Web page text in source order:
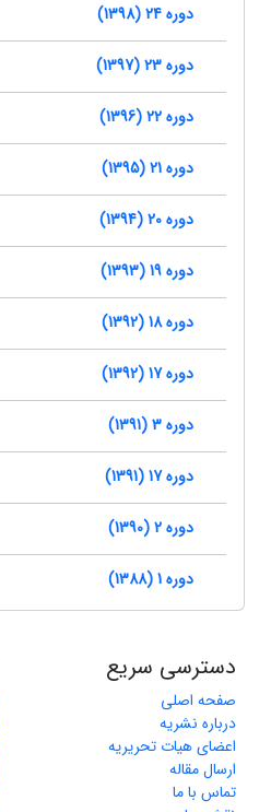
دوره 24 (1398)
دوره 23 (1397)
دوره 22 (1396)
دوره 21 (1395)
دوره 20 (1394)
دوره 19 (1393)
دوره 18 (1392)
دوره 17 (1392)
دوره 3 (1391)
دوره 17 (1391)
دوره 2 (1390)
دوره 1 (1388)
دسترسی سریع
صفحه اصلی
درباره نشریه
اعضای هیات تحریریه
ارسال مقاله
تماس با ما